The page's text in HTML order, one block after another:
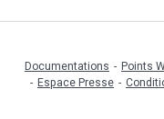
Documentations Points
Espace Presse